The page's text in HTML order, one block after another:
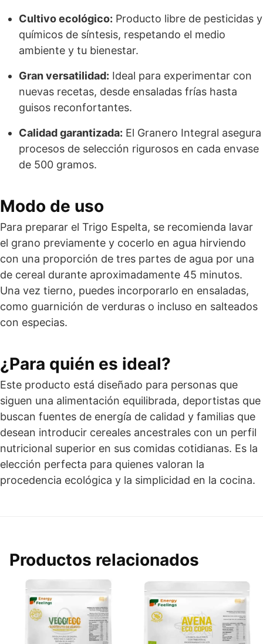
Cultivo ecológico: Producto libre de pesticidas y
químicos de síntesis, respetando el medio
ambiente y tu bienestar.
Gran versatilidad: Ideal para experimentar con
nuevas recetas, desde ensaladas frías hasta
guisos reconfortantes.
Calidad garantizada: El Granero Integral asegura
procesos de selección rigurosos en cada envase
de 500 gramos.
Modo de uso
Para preparar el Trigo Espelta, se recomienda lavar
el grano previamente y cocerlo en agua hirviendo
con una proporción de tres partes de agua por una
de cereal durante aproximadamente 45 minutos.
Una vez tierno, puedes incorporarlo en ensaladas,
como guarnición de verduras o incluso en salteados
con especias.
¿Para quién es ideal?
Este producto está diseñado para personas que
siguen una alimentación equilibrada, deportistas que
buscan fuentes de energía de calidad y familias que
desean introducir cereales ancestrales con un perfil
nutricional superior en sus comidas cotidianas. Es la
elección perfecta para quienes valoran la
procedencia ecológica y la simplicidad en la cocina.
Productos relacionados